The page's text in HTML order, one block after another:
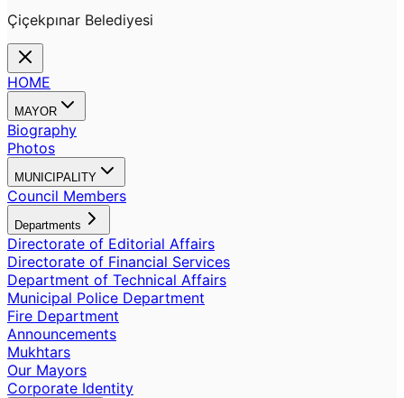
Çiçekpınar Belediyesi
HOME
MAYOR
Biography
Photos
MUNICIPALITY
Council Members
Departments
Directorate of Editorial Affairs
Directorate of Financial Services
Department of Technical Affairs
Municipal Police Department
Fire Department
Announcements
Mukhtars
Our Mayors
Corporate Identity